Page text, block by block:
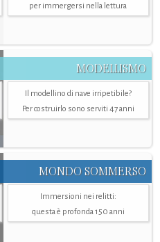
per immergersi nella lettura
MODELLISMO
Il modellino di nave irripetibile?
Per costruirlo sono serviti 47 anni
MONDO SOMMERSO
Immersioni nei relitti:
questa è profonda 150 anni